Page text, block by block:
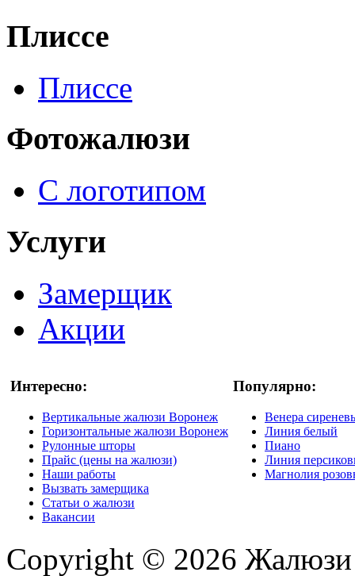
Плиссе
Плиссе
Фотожалюзи
С логотипом
Услуги
Замерщик
Акции
Интересно:
Вертикальные жалюзи Воронеж
Горизонтальные жалюзи Воронеж
Рулонные шторы
Прайс (цены на жалюзи)
Наши работы
Вызвать замерщика
Статьи о жалюзи
Вакансии
Популярно:
Венера
Линия белый
Пиано
Линия
Магнолия
Copyright © 2026 Жалюзи